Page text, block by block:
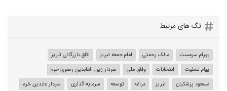
تگ های مرتبط
بهرام سرمست مالک رحمتی امام جمعه تبریز
اتاق بازرگانی تبریز
پیام تسلیت
انتخابات وفاق ملی
سردار زین العابدین رضوی خرم
مسعود پزشکیان
تبریز مراغه توسعه سرمایه گذاری
سردار عابدین خرم